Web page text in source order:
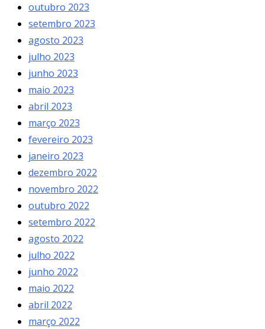
outubro 2023
setembro 2023
agosto 2023
julho 2023
junho 2023
maio 2023
abril 2023
março 2023
fevereiro 2023
janeiro 2023
dezembro 2022
novembro 2022
outubro 2022
setembro 2022
agosto 2022
julho 2022
junho 2022
maio 2022
abril 2022
março 2022